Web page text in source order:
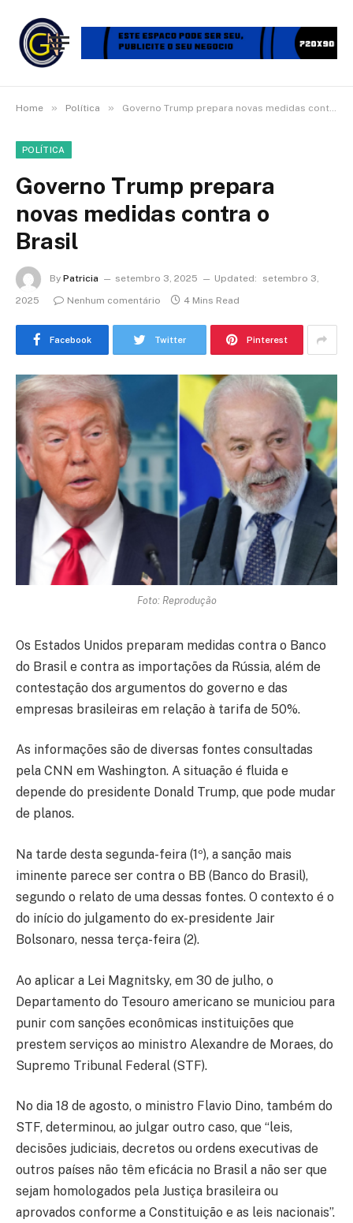
Home » Política » Governo Trump prepara novas medidas contra o Brasil
POLÍTICA
Governo Trump prepara
novas medidas contra o
Brasil
By Patricia setembro 3, 2025 Updated:
setembro 3,
2025
Nenhum comentário 4 Mins Read
Facebook Twitter Pinterest
Foto: Reprodução
Os Estados Unidos preparam medidas contra o Banco
do Brasil e contra as importações da Rússia, além de
contestação dos argumentos do governo e das
empresas brasileiras em relação à tarifa de 50%.
As informações são de diversas fontes consultadas
pela CNN em Washington. A situação é fluida e
depende do presidente Donald Trump, que pode mudar
de planos.
Na tarde desta segunda-feira (1º), a sanção mais
iminente parece ser contra o BB (Banco do Brasil),
segundo o relato de uma dessas fontes. O contexto é o
do início do julgamento do ex-presidente Jair
Bolsonaro, nessa terça-feira (2).
Ao aplicar a Lei Magnitsky, em 30 de julho, o
Departamento do Tesouro americano se municiou para
punir com sanções econômicas instituições que
prestem serviços ao ministro Alexandre de Moraes, do
Supremo Tribunal Federal (STF).
No dia 18 de agosto, o ministro Flavio Dino, também do
STF, determinou, ao julgar outro caso, que “leis,
decisões judiciais, decretos ou ordens executivas de
outros países não têm eficácia no Brasil a não ser que
sejam homologados pela Justiça brasileira ou
aprovados conforme a Constituição e as leis nacionais”.